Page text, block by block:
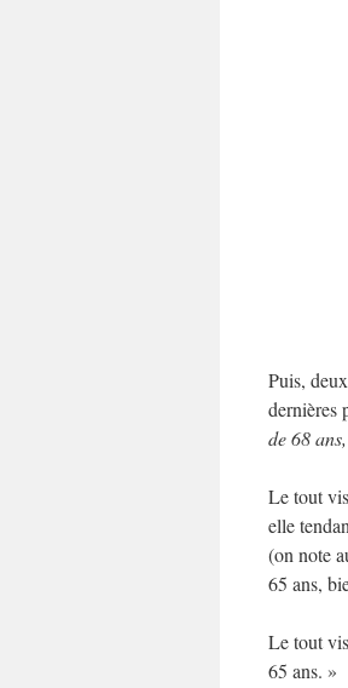
Puis,
dernières
de 68
Le tout
elle
(on note
65 ans,
Le tout
65 ans. »